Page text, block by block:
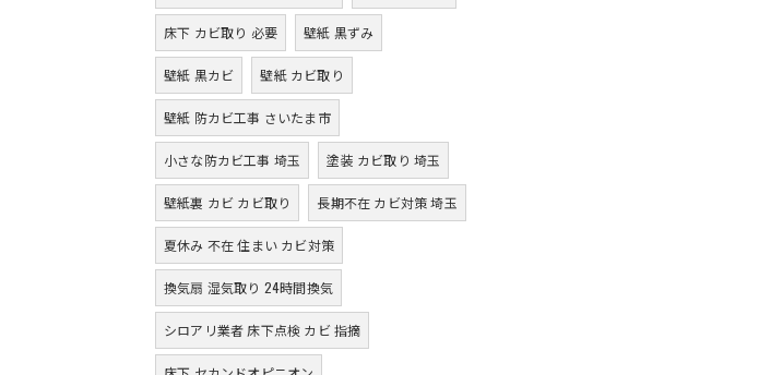
床下 カビ取り 必要 壁紙 黒ずみ
壁紙 黒カビ 壁紙 カビ取り
壁紙 防カビ工事 さいたま市
小さな防カビ工事 埼玉 塗装 カビ取り 埼玉
壁紙裏 カビ カビ取り 長期不在 カビ対策 埼玉
夏休み 不在 住まい カビ対策
換気扇 湿気取り 24時間換気
シロアリ業者 床下点検 カビ 指摘